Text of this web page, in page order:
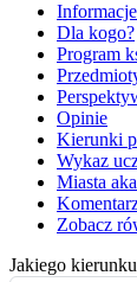
Dla kogo?
Program
Opinie
Kierunki
Wykaz
Miasta
Zobacz
Jakiego